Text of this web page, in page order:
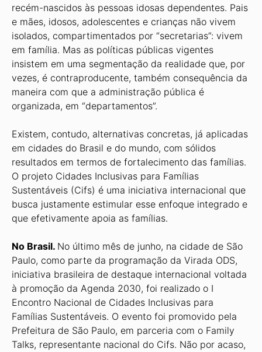
recém-nascidos às pessoas idosas dependentes. Pais
e mães, idosos, adolescentes e crianças não vivem
isolados, compartimentados por “secretarias”: vivem
em família. Mas as políticas públicas vigentes
insistem em uma segmentação da realidade que, por
vezes, é contraproducente, também consequência da
maneira com que a administração pública é
organizada, em “departamentos”.
Existem, contudo, alternativas concretas, já aplicadas
em cidades do Brasil e do mundo, com sólidos
resultados em termos de fortalecimento das famílias.
O projeto Cidades Inclusivas para Famílias
Sustentáveis (Cifs) é uma iniciativa internacional que
busca justamente estimular esse enfoque integrado e
que efetivamente apoia as famílias.
No Brasil. No último mês de junho, na cidade de São
Paulo, como parte da programação da Virada ODS,
iniciativa brasileira de destaque internacional voltada
à promoção da Agenda 2030, foi realizado o I
Encontro Nacional de Cidades Inclusivas para
Famílias Sustentáveis. O evento foi promovido pela
Prefeitura de São Paulo, em parceria com o Family
Talks, representante nacional do Cifs. Não por acaso,